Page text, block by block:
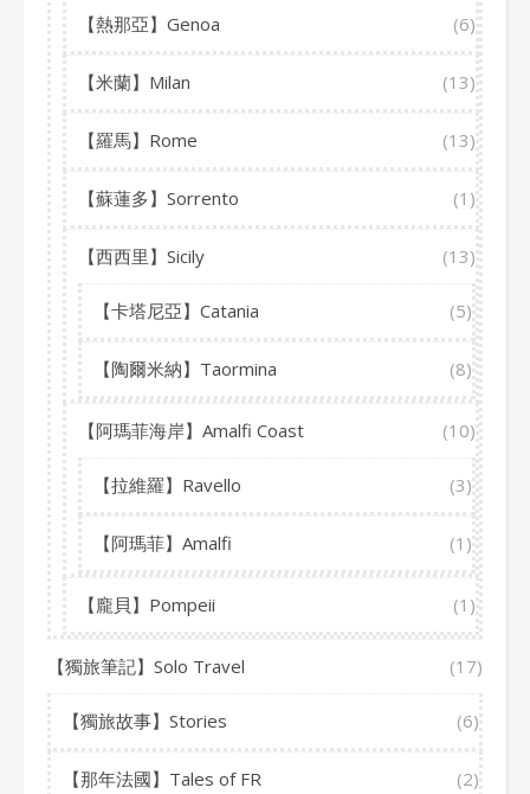
【熱那亞】Genoa (6)
【米蘭】Milan (13)
【羅馬】Rome (13)
【蘇蓮多】Sorrento (1)
【西西里】Sicily (13)
【卡塔尼亞】Catania (5)
【陶爾米納】Taormina (8)
【阿瑪菲海岸】Amalfi Coast (10)
【拉維羅】Ravello (3)
【阿瑪菲】Amalfi (1)
【龐貝】Pompeii (1)
【獨旅筆記】Solo Travel (17)
【獨旅故事】Stories (6)
【那年法國】Tales of FR (2)